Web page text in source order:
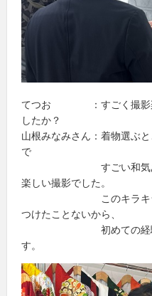
てつお ：すごく撮影楽
したか？
山根みなみさん：着物選ぶ
で
すごい和気あいあ
楽しい撮影でした。
このキラキラ（髪
つけたことないから、
初めての経験がで
す。